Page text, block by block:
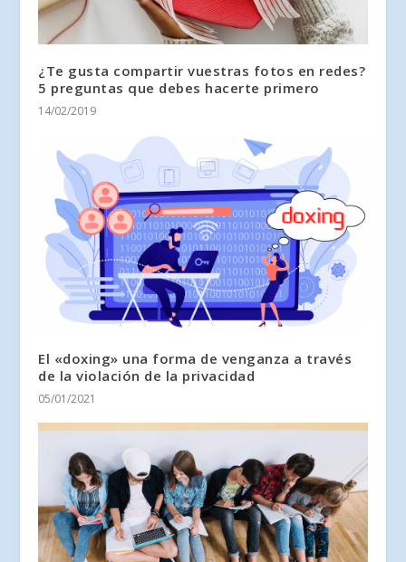
¿Te gusta compartir vuestras fotos en redes?
5 preguntas que debes hacerte primero
14/02/2019
El «doxing» una forma de venganza a través
de la violación de la privacidad
05/01/2021